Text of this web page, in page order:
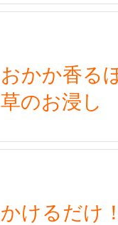
おかか香る
草のお浸し
かけるだけ